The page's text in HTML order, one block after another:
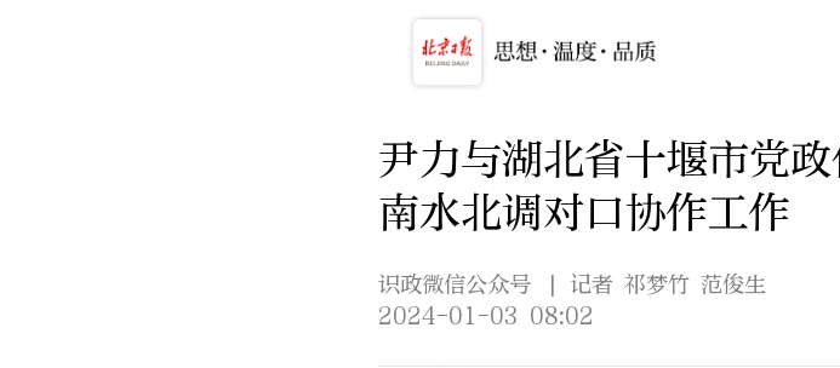
尹力与湖北省十堰市党
南水北调对口协作工作
识政微信公众号
| 记者 祁梦竹 范俊生
2024-01-03 08:02